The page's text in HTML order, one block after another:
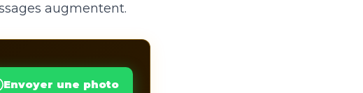
augmentent.
Envoyer une photo